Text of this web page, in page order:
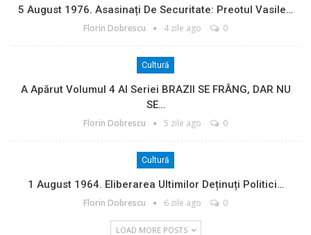
5 August 1976. Asasinați De Securitate: Preotul Vasile…
Florin Dobrescu 4 zile ago 0
Cultură
A Apărut Volumul 4 Al Seriei BRAZII SE FRÂNG, DAR NU
SE…
Florin Dobrescu 5 zile ago 0
Cultură
1 August 1964. Eliberarea Ultimilor Deținuți Politici…
Florin Dobrescu 6 zile ago 0
LOAD MORE POSTS